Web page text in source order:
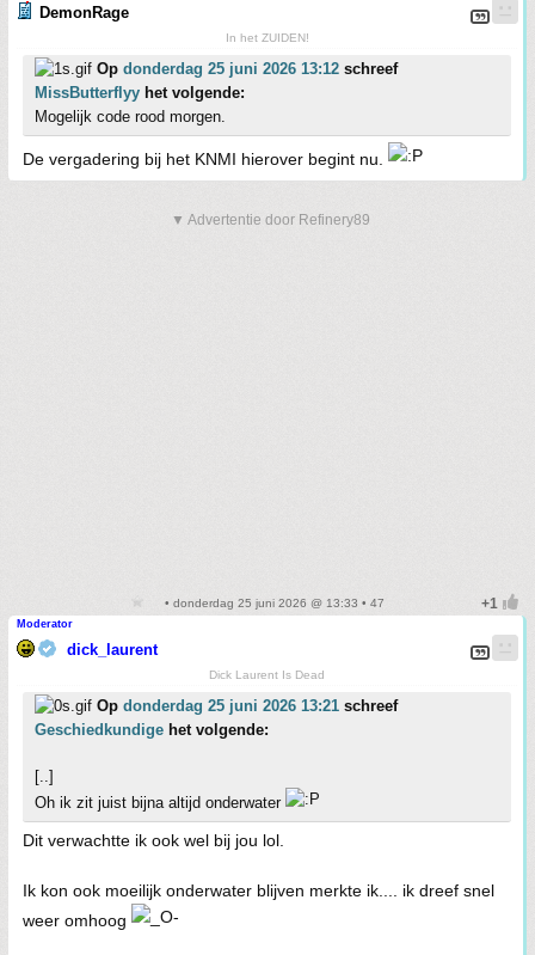
DemonRage
In het ZUIDEN!
Op donderdag 25 juni 2026 13:12 schreef
MissButterflyy het volgende:
Mogelijk code rood morgen.
De vergadering bij het KNMI hierover begint nu.
▼ Advertentie door Refinery89
• donderdag 25 juni 2026 @ 13:33 • 47
Moderator
dick_laurent
Dick Laurent Is Dead
Op donderdag 25 juni 2026 13:21 schreef
Geschiedkundige het volgende:
[..]
Oh ik zit juist bijna altijd onderwater
Dit verwachtte ik ook wel bij jou lol.
Ik kon ook moeilijk onderwater blijven merkte ik.... ik dreef snel
weer omhoog